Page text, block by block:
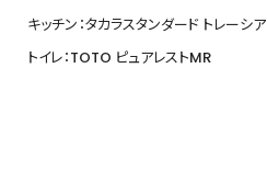
キッチン：タカラスタンダード トレーシア
トイレ：TOTO ピュアレストMR